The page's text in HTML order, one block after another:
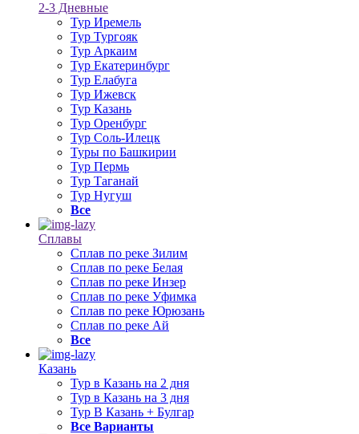
2-3 Дневные
Тур Иремель
Тур Тургояк
Тур Аркаим
Тур Екатеринбург
Тур Елабуга
Тур Ижевск
Тур Казань
Тур Оренбург
Тур Соль-Илецк
Туры по Башкирии
Тур Пермь
Тур Таганай
Тур Нугуш
Все
Сплавы
Сплав по реке Зилим
Сплав по реке Белая
Сплав по реке Инзер
Сплав по реке Уфимка
Сплав по реке Юрюзань
Сплав по реке Ай
Все
Казань
Тур в Казань на 2 дня
Тур в Казань на 3 дня
Тур В Казань + Булгар
Все Варианты